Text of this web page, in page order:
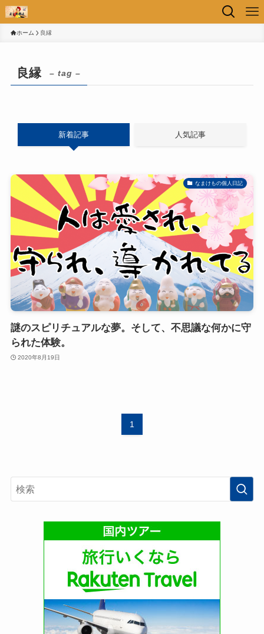
ホーム 良縁
良縁 – tag –
新着記事 人気記事
なまけもの個人日記
謎のスピリチュアルな夢。そして、不思議な何かに守
られた体験。
2020年8月19日
1